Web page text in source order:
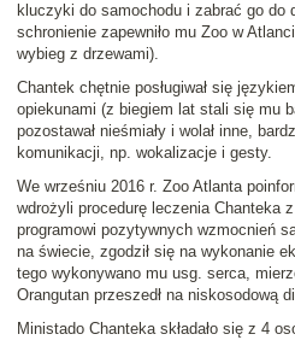
kluczyki do samochodu i zabrać go do
schronienie zapewniło mu Zoo w
wybieg z drzewami).
Chantek chętnie posługiwał się
opiekunami (z biegiem lat stali się mu
pozostawał nieśmiały i wolał inne,
komunikacji, np. wokalizacje i gesty.
We wrześniu 2016 r. Zoo Atlanta
wdrożyli procedurę leczenia Chanteka
programowi pozytywnych wzmocnień
na świecie, zgodził się na wykonanie
tego wykonywano mu usg. serca,
Orangutan przeszedł na niskosodową
Ministado Chanteka składało się z 4